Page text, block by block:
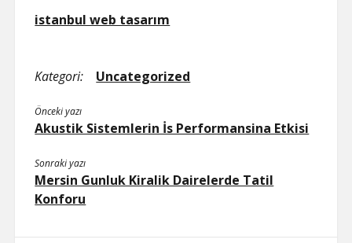
istanbul web tasarım
Kategori: Uncategorized
Önceki yazı
Akustik Sistemlerin İs Performansina Etkisi
Sonraki yazı
Mersin Gunluk Kiralik Dairelerde Tatil
Konforu